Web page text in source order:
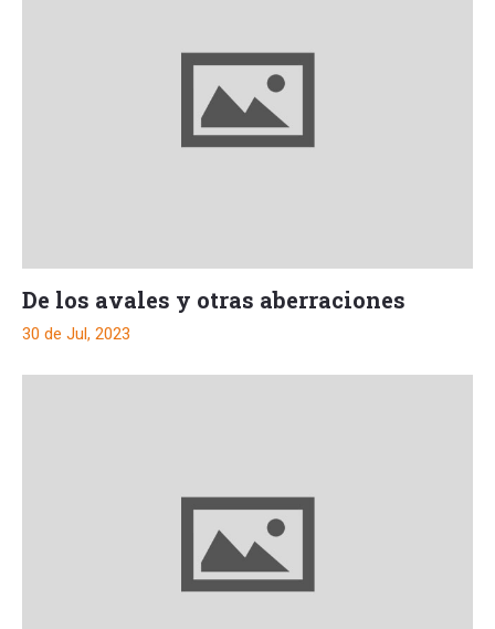
De los avales y otras aberraciones
30 de Jul, 2023